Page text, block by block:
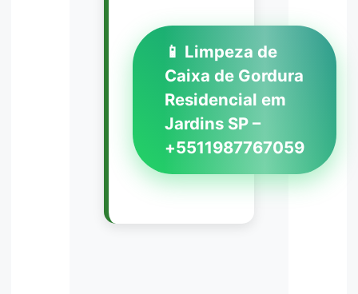
📱 Limpeza de
Caixa de Gordura
Residencial em
Jardins SP –
+5511987767059